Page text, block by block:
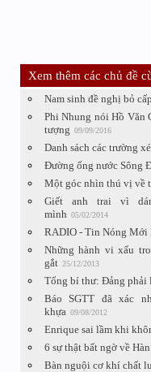
Xem thêm các chủ đề
Nam sinh đề nghị bỏ
Phi Nhung nói Hồ Văn
tượng 09/09/2016
Danh sách các trường
Đường ống nước Sông
Một góc nhìn thú vị về
Giết anh trai vì
mình 05/02/2014
RADIO - Tin Nóng Mới
Những hành vi xấu
gắt 25/12/2013
Tổng bí thư: Đảng phải
Báo SGTT đã xác
khựa 09/08/2012
Enrique sai lầm khi
6 sự thật bất ngờ về
Bàn nguội cơ khí chất